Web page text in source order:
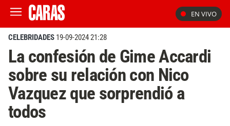
EN VIVO
CELEBRIDADES 19-09-2024 21:28
La confesión de Gime Accardi
sobre su relación con Nico
Vazquez que sorprendió a
todos